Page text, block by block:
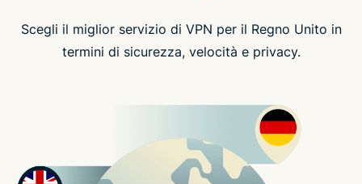
Scegli il miglior servizio di VPN per il Regno Unito in
termini di sicurezza, velocità e privacy.